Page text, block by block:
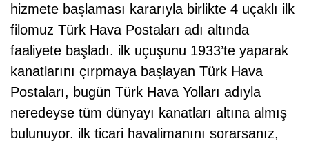
hizmete başlaması kararıyla birlikte 4 uçaklı ilk
filomuz Türk Hava Postaları adı altında
faaliyete başladı. ilk uçuşunu 1933’te yaparak
kanatlarını çırpmaya başlayan Türk Hava
Postaları, bugün Türk Hava Yolları adıyla
neredeyse tüm dünyayı kanatları altına almış
bulunuyor. ilk ticari havalimanını sorarsanız,